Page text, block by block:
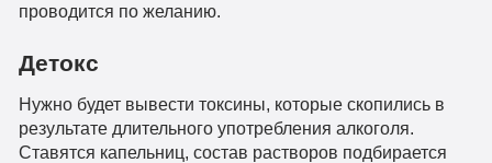
проводится по желанию.
Детокс
Нужно будет вывести токсины, которые скопились в
результате длительного употребления алкоголя.
Ставятся капельниц, состав растворов подбирается